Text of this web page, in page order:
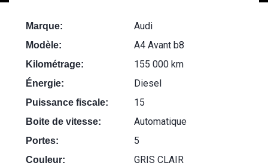
Marque: Audi
Modèle: A4 Avant b8
Kilométrage: 155 000 km
Énergie: Diesel
Puissance fiscale: 15
Boite de vitesse: Automatique
Portes: 5
Couleur: GRIS CLAIR